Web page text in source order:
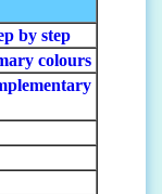
by step
colours